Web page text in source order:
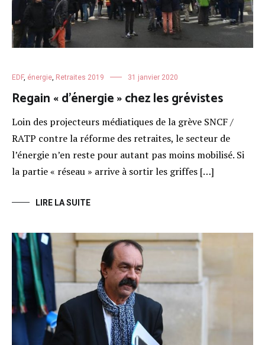
EDF, énergie, Retraites 2019 31 janvier 2020
Regain « d’énergie » chez les grévistes
Loin des projecteurs médiatiques de la grève SNCF /
RATP contre la réforme des retraites, le secteur de
l’énergie n’en reste pour autant pas moins mobilisé. Si
la partie « réseau » arrive à sortir les griffes […]
LIRE LA SUITE